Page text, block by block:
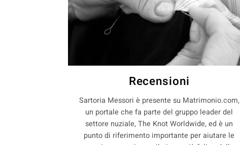
Recensioni
Sartoria Messori è presente su Matrimonio.com,
un portale che fa parte del gruppo leader del
settore nuziale, The Knot Worldwide, ed è un
punto di riferimento importante per aiutare le